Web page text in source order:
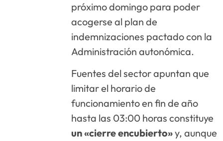
próximo domingo para poder
acogerse al plan de
indemnizaciones pactado con la
Administración autonómica.
Fuentes del sector apuntan que
limitar el horario de
funcionamiento en fin de año
hasta las 03:00 horas constituye
un «cierre encubierto»y, aunque